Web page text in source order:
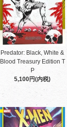
Predator: Black, White &
Blood Treasury Edition T
P
5,100円(内税)